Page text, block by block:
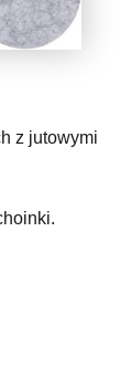
z jutowymi